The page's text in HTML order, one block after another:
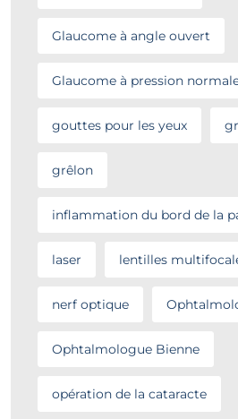
Glaucome à angle ouvert
Glaucome à pression
gouttes pour les yeux
grêlon
inflammation du bord de la
laser lentilles
nerf optique
Ophtalmologue Bienne
opération de la cataracte